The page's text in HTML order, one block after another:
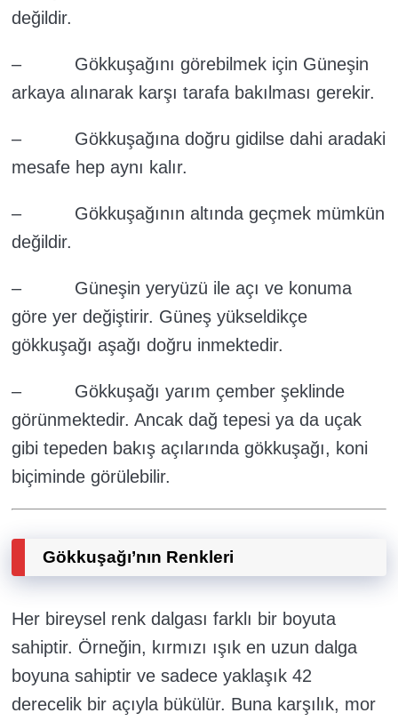
değildir.
– Gökkuşağını görebilmek için Güneşin
arkaya alınarak karşı tarafa bakılması gerekir.
– Gökkuşağına doğru gidilse dahi aradaki
mesafe hep aynı kalır.
– Gökkuşağının altında geçmek mümkün
değildir.
– Güneşin yeryüzü ile açı ve konuma
göre yer değiştirir. Güneş yükseldikçe
gökkuşağı aşağı doğru inmektedir.
– Gökkuşağı yarım çember şeklinde
görünmektedir. Ancak dağ tepesi ya da uçak
gibi tepeden bakış açılarında gökkuşağı, koni
biçiminde görülebilir.
Gökkuşağı’nın Renkleri
Her bireysel renk dalgası farklı bir boyuta
sahiptir. Örneğin, kırmızı ışık en uzun dalga
boyuna sahiptir ve sadece yaklaşık 42
derecelik bir açıyla bükülür. Buna karşılık, mor